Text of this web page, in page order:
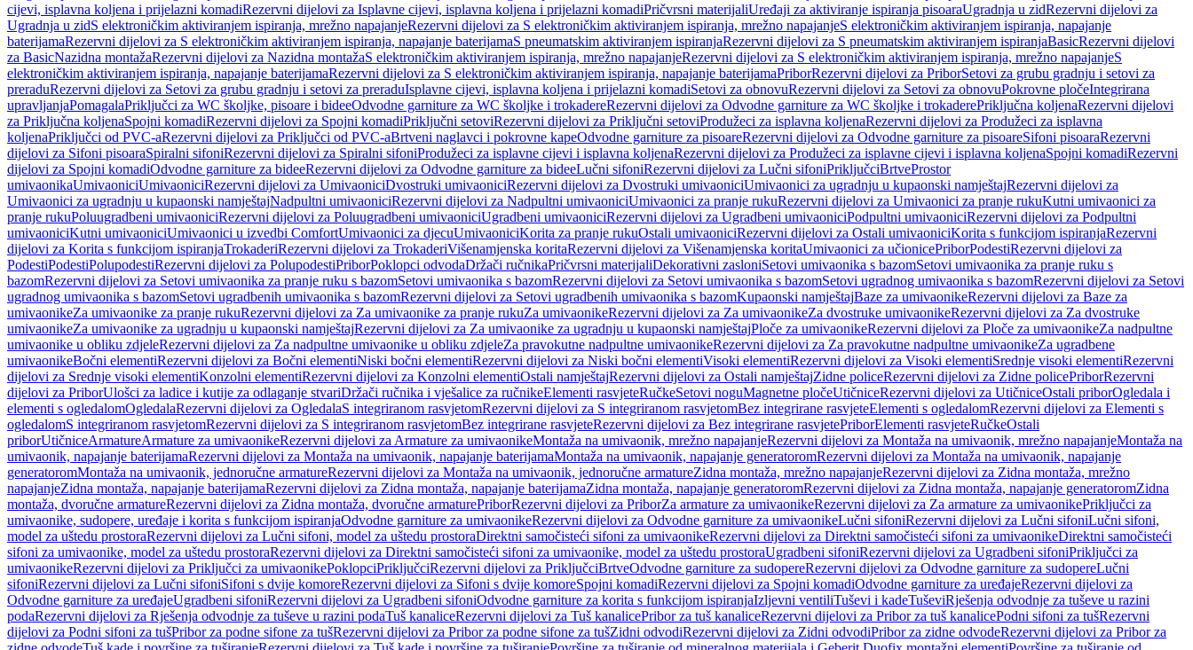
cijevi, isplavna koljena i prijelazni komadiRezervni dijelovi za Isplavne cijevi, isplavna koljena i prijelazni komadiPričvrsni materijaliUređaji za aktiviranje ispiranja pisoaraUgradnja u zidRezervni dijelovi za
Ugradnja u zidS elektroničkim aktiviranjem ispiranja, mrežno napajanjeRezervni dijelovi za S elektroničkim aktiviranjem ispiranja, mrežno napajanjeS elektroničkim aktiviranjem ispiranja, napajanje
baterijamaRezervni dijelovi za S elektroničkim aktiviranjem ispiranja, napajanje baterijamaS pneumatskim aktiviranjem ispiranjaRezervni dijelovi za S pneumatskim aktiviranjem ispiranjaBasicRezervni dijelovi
za BasicNazidna montažaRezervni dijelovi za Nazidna montažaS elektroničkim aktiviranjem ispiranja, mrežno napajanjeRezervni dijelovi za S elektroničkim aktiviranjem ispiranja, mrežno napajanjeS
elektroničkim aktiviranjem ispiranja, napajanje baterijamaRezervni dijelovi za S elektroničkim aktiviranjem ispiranja, napajanje baterijamaPriborRezervni dijelovi za PriborSetovi za grubu gradnju i setovi za
preraduRezervni dijelovi za Setovi za grubu gradnju i setovi za preraduIsplavne cijevi, isplavna koljena i prijelazni komadiSetovi za obnovuRezervni dijelovi za Setovi za obnovuPokrovne pločeIntegrirana
upravljanjaPomagalaPriključci za WC školjke, pisoare i bideeOdvodne garniture za WC školjke i trokadereRezervni dijelovi za Odvodne garniture za WC školjke i trokaderePriključna koljenaRezervni dijelovi
za Priključna koljenaSpojni komadiRezervni dijelovi za Spojni komadiPriključni setoviRezervni dijelovi za Priključni setoviProdužeci za isplavna koljenaRezervni dijelovi za Produžeci za isplavna
koljenaPriključci od PVC-aRezervni dijelovi za Priključci od PVC-aBrtveni naglavci i pokrovne kapeOdvodne garniture za pisoareRezervni dijelovi za Odvodne garniture za pisoareSifoni pisoaraRezervni
dijelovi za Sifoni pisoaraSpiralni sifoniRezervni dijelovi za Spiralni sifoniProdužeci za isplavne cijevi i isplavna koljenaRezervni dijelovi za Produžeci za isplavne cijevi i isplavna koljenaSpojni komadiRezervni
dijelovi za Spojni komadiOdvodne garniture za bideeRezervni dijelovi za Odvodne garniture za bideeLučni sifoniRezervni dijelovi za Lučni sifoniPriključciBrtveProstor
umivaonikaUmivaoniciUmivaoniciRezervni dijelovi za UmivaoniciDvostruki umivaoniciRezervni dijelovi za Dvostruki umivaoniciUmivaonici za ugradnju u kupaonski namještajRezervni dijelovi za
Umivaonici za ugradnju u kupaonski namještajNadpultni umivaoniciRezervni dijelovi za Nadpultni umivaoniciUmivaonici za pranje rukuRezervni dijelovi za Umivaonici za pranje rukuKutni umivaonici za
pranje rukuPoluugradbeni umivaoniciRezervni dijelovi za Poluugradbeni umivaoniciUgradbeni umivaoniciRezervni dijelovi za Ugradbeni umivaoniciPodpultni umivaoniciRezervni dijelovi za Podpultni
umivaoniciKutni umivaoniciUmivaonici u izvedbi ComfortUmivaonici za djecuUmivaoniciKorita za pranje rukuOstali umivaoniciRezervni dijelovi za Ostali umivaoniciKorita s funkcijom ispiranjaRezervni
dijelovi za Korita s funkcijom ispiranjaTrokaderiRezervni dijelovi za TrokaderiVišenamjenska koritaRezervni dijelovi za Višenamjenska koritaUmivaonici za učionicePriborPodestiRezervni dijelovi za
PodestiPodestiPolupodestiRezervni dijelovi za PolupodestiPriborPoklopci odvodaDržači ručnikaPričvrsni materijaliDekorativni zasloniSetovi umivaonika s bazomSetovi umivaonika za pranje ruku s
bazomRezervni dijelovi za Setovi umivaonika za pranje ruku s bazomSetovi umivaonika s bazomRezervni dijelovi za Setovi umivaonika s bazomSetovi ugradnog umivaonika s bazomRezervni dijelovi za Setovi
ugradnog umivaonika s bazomSetovi ugradbenih umivaonika s bazomRezervni dijelovi za Setovi ugradbenih umivaonika s bazomKupaonski namještajBaze za umivaonikeRezervni dijelovi za Baze za
umivaonikeZa umivaonike za pranje rukuRezervni dijelovi za Za umivaonike za pranje rukuZa umivaonikeRezervni dijelovi za Za umivaonikeZa dvostruke umivaonikeRezervni dijelovi za Za dvostruke
umivaonikeZa umivaonike za ugradnju u kupaonski namještajRezervni dijelovi za Za umivaonike za ugradnju u kupaonski namještajPloče za umivaonikeRezervni dijelovi za Ploče za umivaonikeZa nadpultne
umivaonike u obliku zdjeleRezervni dijelovi za Za nadpultne umivaonike u obliku zdjeleZa pravokutne nadpultne umivaonikeRezervni dijelovi za Za pravokutne nadpultne umivaonikeZa ugradbene
umivaonikeBočni elementiRezervni dijelovi za Bočni elementiNiski bočni elementiRezervni dijelovi za Niski bočni elementiVisoki elementiRezervni dijelovi za Visoki elementiSrednje visoki elementiRezervni
dijelovi za Srednje visoki elementiKonzolni elementiRezervni dijelovi za Konzolni elementiOstali namještajRezervni dijelovi za Ostali namještajZidne policeRezervni dijelovi za Zidne policePriborRezervni
dijelovi za PriborUlošci za ladice i kutije za odlaganje stvariDržači ručnika i vješalice za ručnikeElementi rasvjeteRučkeSetovi noguMagnetne pločeUtičniceRezervni dijelovi za UtičniceOstali priborOgledala i
elementi s ogledalomOgledalaRezervni dijelovi za OgledalaS integriranom rasvjetomRezervni dijelovi za S integriranom rasvjetomBez integrirane rasvjeteElementi s ogledalomRezervni dijelovi za Elementi s
ogledalomS integriranom rasvjetomRezervni dijelovi za S integriranom rasvjetomBez integrirane rasvjeteRezervni dijelovi za Bez integrirane rasvjetePriborElementi rasvjeteRučkeOstali
priborUtičniceArmatureArmature za umivaonikeRezervni dijelovi za Armature za umivaonikeMontaža na umivaonik, mrežno napajanjeRezervni dijelovi za Montaža na umivaonik, mrežno napajanjeMontaža na
umivaonik, napajanje baterijamaRezervni dijelovi za Montaža na umivaonik, napajanje baterijamaMontaža na umivaonik, napajanje generatoromRezervni dijelovi za Montaža na umivaonik, napajanje
generatoromMontaža na umivaonik, jednoručne armatureRezervni dijelovi za Montaža na umivaonik, jednoručne armatureZidna montaža, mrežno napajanjeRezervni dijelovi za Zidna montaža, mrežno
napajanjeZidna montaža, napajanje baterijamaRezervni dijelovi za Zidna montaža, napajanje baterijamaZidna montaža, napajanje generatoromRezervni dijelovi za Zidna montaža, napajanje generatoromZidna
montaža, dvoručne armatureRezervni dijelovi za Zidna montaža, dvoručne armaturePriborRezervni dijelovi za PriborZa armature za umivaonikeRezervni dijelovi za Za armature za umivaonikePriključci za
umivaonike, sudopere, uređaje i korita s funkcijom ispiranjaOdvodne garniture za umivaonikeRezervni dijelovi za Odvodne garniture za umivaonikeLučni sifoniRezervni dijelovi za Lučni sifoniLučni sifoni,
model za uštedu prostoraRezervni dijelovi za Lučni sifoni, model za uštedu prostoraDirektni samočisteći sifoni za umivaonikeRezervni dijelovi za Direktni samočisteći sifoni za umivaonikeDirektni samočisteći
sifoni za umivaonike, model za uštedu prostoraRezervni dijelovi za Direktni samočisteći sifoni za umivaonike, model za uštedu prostoraUgradbeni sifoniRezervni dijelovi za Ugradbeni sifoniPriključci za
umivaonikeRezervni dijelovi za Priključci za umivaonikePoklopciPriključciRezervni dijelovi za PriključciBrtveOdvodne garniture za sudopereRezervni dijelovi za Odvodne garniture za sudopereLučni
sifoniRezervni dijelovi za Lučni sifoniSifoni s dvije komoreRezervni dijelovi za Sifoni s dvije komoreSpojni komadiRezervni dijelovi za Spojni komadiOdvodne garniture za uređajeRezervni dijelovi za
Odvodne garniture za uređajeUgradbeni sifoniRezervni dijelovi za Ugradbeni sifoniOdvodne garniture za korita s funkcijom ispiranjaIzljevni ventiliTuševi i kadeTuševiRješenja odvodnje za tuševe u razini
podaRezervni dijelovi za Rješenja odvodnje za tuševe u razini podaTuš kanaliceRezervni dijelovi za Tuš kanalicePribor za tuš kanaliceRezervni dijelovi za Pribor za tuš kanalicePodni sifoni za tušRezervni
dijelovi za Podni sifoni za tušPribor za podne sifone za tušRezervni dijelovi za Pribor za podne sifone za tušZidni odvodiRezervni dijelovi za Zidni odvodiPribor za zidne odvodeRezervni dijelovi za Pribor za